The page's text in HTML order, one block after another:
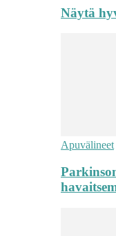
Näytä
Apuvälineet